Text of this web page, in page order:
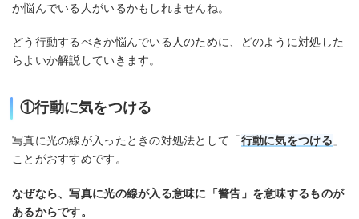
か悩んでいる人がいるかもしれませんね。
どう行動するべきか悩んでいる人のために、どのように対処した
らよいか解説していきます。
①行動に気をつける
写真に光の線が入ったときの対処法として「行動に気をつける 」
ことがおすすめです。
なぜなら、写真に光の線が入る意味に「警告」を意味するものが
あるからです。